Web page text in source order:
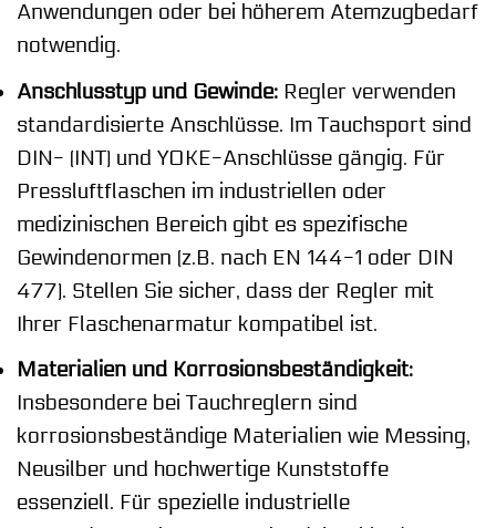
Anwendungen oder bei höherem Atemzugbedarf
notwendig.
Anschlusstyp und Gewinde: Regler verwenden
standardisierte Anschlüsse. Im Tauchsport sind
DIN- (INT) und YOKE-Anschlüsse gängig. Für
Pressluftflaschen im industriellen oder
medizinischen Bereich gibt es spezifische
Gewindenormen (z.B. nach EN 144-1 oder DIN
477). Stellen Sie sicher, dass der Regler mit
Ihrer Flaschenarmatur kompatibel ist.
Materialien und Korrosionsbeständigkeit:
Insbesondere bei Tauchreglern sind
korrosionsbeständige Materialien wie Messing,
Neusilber und hochwertige Kunststoffe
essenziell. Für spezielle industrielle